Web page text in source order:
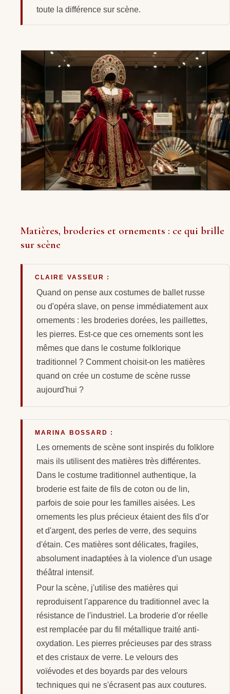
toute la différence sur scène.
Matières, broderies et ornements : ce qui brille
sur scène
CLAIRE VASSEUR :
Quand on pense aux costumes de ballet russe
ou d'opéra slave, on pense immédiatement aux
ornements : les broderies dorées, les paillettes,
les pierres. Est-ce que ces ornements sont les
mêmes que dans le costume folklorique
traditionnel ? Comment choisit-on les matières
quand on crée un costume de scène russe
aujourd'hui ?
MARINA BOSSARD :
Les ornements de scène sont inspirés du folklore
mais ils utilisent des matières très différentes.
Dans le costume traditionnel authentique, la
broderie est faite de fils de coton ou de lin,
parfois de soie pour les familles aisées. Les
ornements les plus précieux étaient des fils d'or
et d'argent, des perles de verre, des sequins
d'étain. Ces matières sont délicates, fragiles,
absolument inadaptées à la violence d'un usage
théâtral intensif.
Pour la scène, j'utilise des matières qui
reproduisent l'apparence du traditionnel avec la
résistance de l'industriel. La broderie d'or réelle
est remplacée par du fil métallique traité anti-
oxydation. Les pierres précieuses par des strass
et des cristaux de verre. Le velours des
voïévodes et des boyards par des velours
techniques qui ne s'écrasent pas aux coutures.